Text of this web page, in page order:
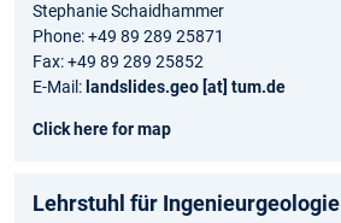
Stephanie Schaidhammer
Phone: +49 89 289 25871
Fax: +49 89 289 25852
E-Mail: landslides.geo [at] tum.de
Click here for map
Lehrstuhl für Ingenieurgeologie